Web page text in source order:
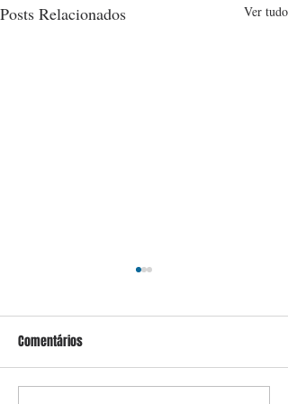
Posts Relacionados Ver tudo
Comentários